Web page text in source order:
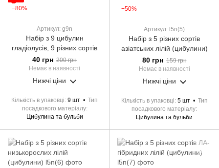
−80%
Артикул: g9n
Набір з 9 цибулин
гладіолусів, 9 різних сортів
40 грн 200 грн
Немає в наявності
Нижчі ціни
Кількість в упаковці 9 шт
Тип
посадкового матеріалу
Цибулина та бульби
−50%
Артикул: l5n(5)
Набір з 5 різних сортів
азіатських лілій (цибулини)
80 грн 159 грн
Немає в наявності
Нижчі ціни
Кількість в упаковці 5 шт
Тип
посадкового матеріалу
Цибулина та бульби